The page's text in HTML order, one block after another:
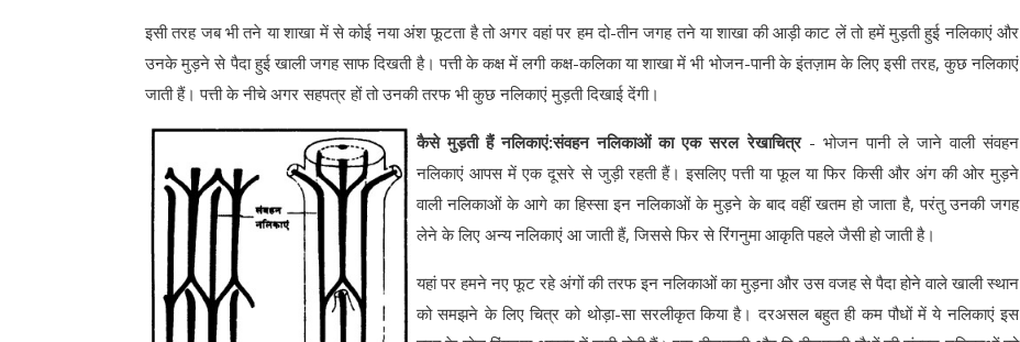
इसी तरह जब भी तने या शाखा में से कोई नया अंश फूटता है तो अगर वहां पर हम दो-तीन जगह तने या शाखा की आड़ी काट लें तो हमें मुड़ती हुई नलिकाएं और
उनके मुड़ने से पैदा हुई खाली जगह साफ दिखती है। पत्ती के कक्ष में लगी कक्ष-कलिका या शाखा में भी भोजन-पानी के इंतज़ाम के लिए इसी तरह, कुछ नलिकाएं
जाती हैं। पत्ती के नीचे अगर सहपत्र हों तो उनकी तरफ भी कुछ नलिकाएं मुड़ती दिखाई देंगी।
कैसे मुड़ती हैं नलिकाएं:संवहन नलिकाओं का एक सरल रेखाचित्र- भोजन पानी ले जाने वाली संवहन
नलिकाएं आपस में एक दूसरे से जुड़ी रहती हैं। इसलिए पत्ती या फूल या फिर किसी और अंग की ओर मुड़ने
वाली नलिकाओं के आगे का हिस्सा इन नलिकाओं के मुड़ने के बाद वहीं खतम हो जाता है, परंतु उनकी जगह
लेने के लिए अन्य नलिकाएं आ जाती हैं, जिससे फिर से रिंगनुमा आकृति पहले जैसी हो जाती है।
यहां पर हमने नए फूट रहे अंगों की तरफ इन नलिकाओं का मुड़ना और उस वजह से पैदा होने वाले खाली स्थान
को समझने के लिए चित्र को थोड़ा-सा सरलीकृत किया है। दरअसल बहुत ही कम पौधों में ये नलिकाएं इस